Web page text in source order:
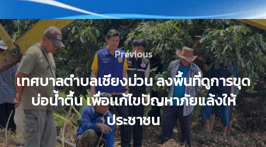
Previous
เทศบาลตำบลเชียงม่วน ลงพื้นที่ดูการขุด
บ่อน้ำตื้น เพื่อเเก้ไขปัญหาภัยแล้งให้
ประชาชน